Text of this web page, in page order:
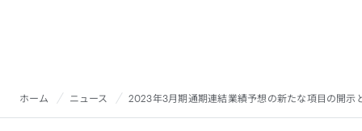
ホーム ニュース 2023年3月期通期連結業績予想の新たな項目の開示